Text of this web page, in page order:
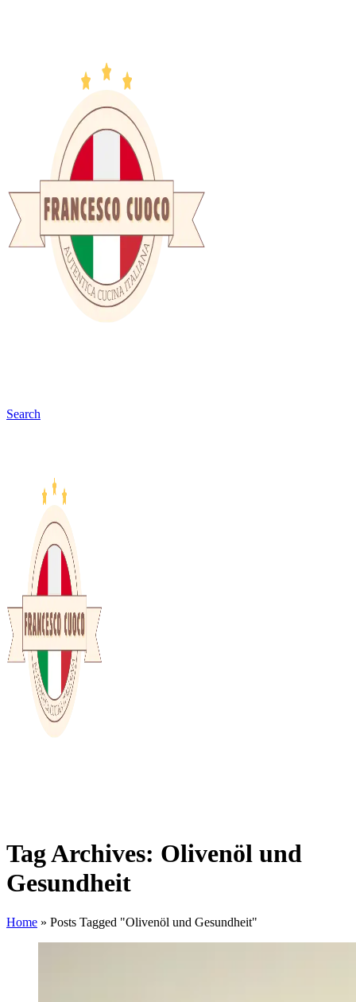
Search
Tag Archives: Olivenöl und
Gesundheit
Home » Posts Tagged "Olivenöl und Gesundheit"